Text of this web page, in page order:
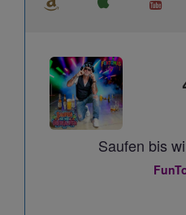
Saufen bis